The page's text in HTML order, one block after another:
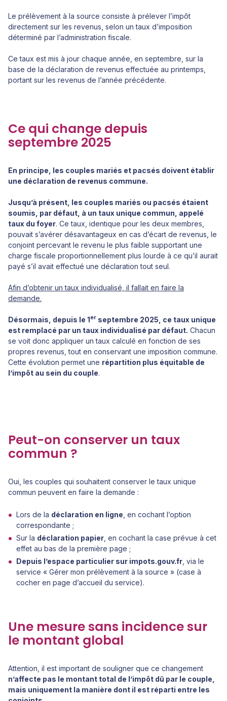
Le prélèvement à la source consiste à prélever l’impôt
directement sur les revenus, selon un taux d’imposition
déterminé par l’administration fiscale.
Ce taux est mis à jour chaque année, en septembre, sur la
base de la déclaration de revenus effectuée au printemps,
portant sur les revenus de l’année précédente.
Ce qui change depuis
septembre 2025
En principe, les couples mariés et pacsés doivent établir
une déclaration de revenus commune.
Jusqu’à présent, les couples mariés ou pacsés étaient
soumis, par défaut, à un taux unique commun, appelé
taux du foyer. Ce taux, identique pour les deux membres,
pouvait s’avérer désavantageux en cas d’écart de revenus, le
conjoint percevant le revenu le plus faible supportant une
charge fiscale proportionnellement plus lourde à ce qu’il aurait
payé s’il avait effectué une déclaration tout seul.
Afin d’obtenir un taux individualisé, il fallait en faire la
demande.
Désormais, depuis le 1er septembre 2025, ce taux unique
est remplacé par un taux individualisé par défaut. Chacun
se voit donc appliquer un taux calculé en fonction de ses
propres revenus, tout en conservant une imposition commune.
Cette évolution permet une répartition plus équitable de
l’impôt au sein du couple.
Peut-on conserver un taux
commun ?
Oui, les couples qui souhaitent conserver le taux unique
commun peuvent en faire la demande :
Lors de la déclaration en ligne , en cochant l’option
correspondante ;
Sur la déclaration papier , en cochant la case prévue à cet
effet au bas de la première page ;
Depuis l’espace particulier sur impots.gouv.fr , via le
service « Gérer mon prélèvement à la source » (case à
cocher en page d’accueil du service).
Une mesure sans incidence sur
le montant global
Attention, il est important de souligner que ce changement
n’affecte pas le montant total de l’impôt dû par le couple,
mais uniquement la manière dont il est réparti entre les